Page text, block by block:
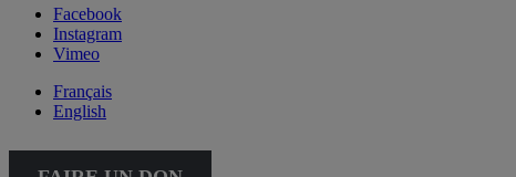
Facebook
Instagram
Vimeo
Français
English